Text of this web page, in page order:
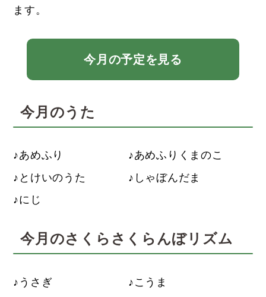
ます。
今月の予定を見る
今月のうた
あめふり
あめふりくまのこ
とけいのうた
しゃぼんだま
にじ
今月のさくらさくらんぼリズム
うさぎ
こうま